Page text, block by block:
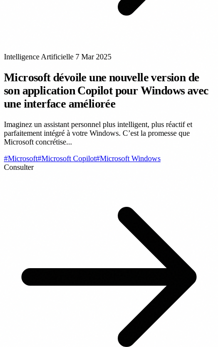
Intelligence Artificielle 7 Mar 2025
Microsoft dévoile une nouvelle version de
son application Copilot pour Windows avec
une interface améliorée
Imaginez un assistant personnel plus intelligent, plus réactif et
parfaitement intégré à votre Windows. C’est la promesse que
Microsoft concrétise...
#Microsoft#Microsoft Copilot#Microsoft Windows
Consulter